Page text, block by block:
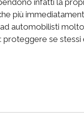
più
automobilisti
se stessi